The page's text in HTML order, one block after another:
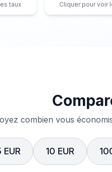
taux Cliquer pour voir
combien vous
EUR 10 EUR